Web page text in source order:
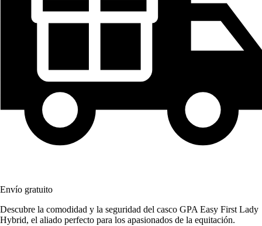
Envío gratuito
Descubre la comodidad y la seguridad del casco GPA Easy First Lady
Hybrid, el aliado perfecto para los apasionados de la equitación.